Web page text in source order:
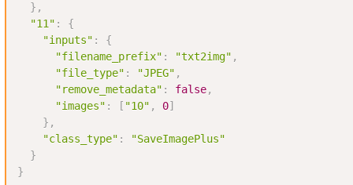
} ,
"11" :
{
"inputs" :
{
"filename_prefix" : "txt2img" ,
"file_type" : "JPEG" ,
"remove_metadata" : false,
"images" : [ "10" , 0]
} ,
"class_type" :
"SaveImagePlus"
}
}